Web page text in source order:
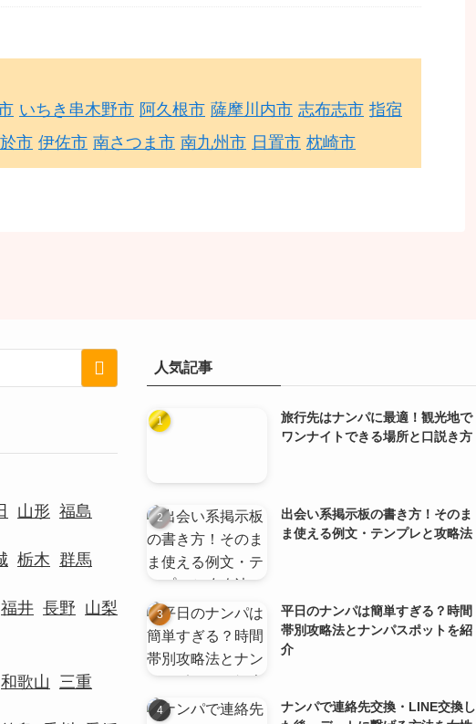
いちき串木野市 阿久根市 薩摩川内市 志布志市 指宿
市 伊佐市 南さつま市 南九州市 日置市 枕崎市
山形 福島
栃木 群馬
福井 長野 山梨
和歌山 三重
人気記事
旅行先はナンパに最適！観光地で
ワンナイトできる場所と口説き方
出会い系掲示板の書き方！そのま
ま使える例文・テンプレと攻略法
平日のナンパは簡単すぎる？時間
帯別攻略法とナンパスポットを紹
介
ナンパで連絡先交換・LINE交換し